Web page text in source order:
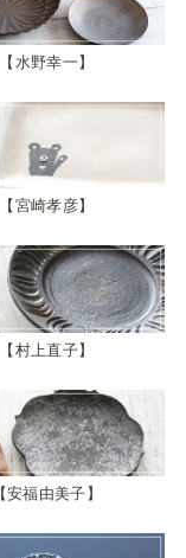
水野幸一
宮崎孝彦
村上直子
安福由美子